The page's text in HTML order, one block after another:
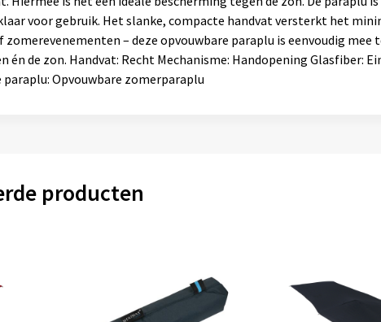
voor gebruik. Het slanke, compacte handvat versterkt het
– deze opvouwbare paraplu is eenvoudig mee
de zon. Handvat: Recht Mechanisme: Handopening Glasfiber:
paraplu: Opvouwbare zomerparaplu
producten